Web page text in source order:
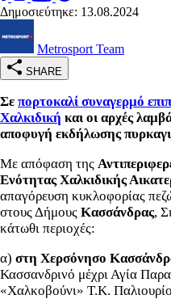
Δημοσιεύτηκε: 13.08.2024
Metrosport Team
SHARE
Σε πορτοκαλί συναγερμό
Χαλκιδική και οι αρχές
αποφυγή εκδήλωσης
Με απόφαση της
Ενότητας Χαλκιδικής
απαγόρευση κυκλοφορίας
στους Δήμους Κασσάνδρας,
κάτωθι περιοχές:
α) στη Χερσόνησο
Κασσανδρινό μέχρι Αγία
«Χαλκοβούνι» Τ.Κ.